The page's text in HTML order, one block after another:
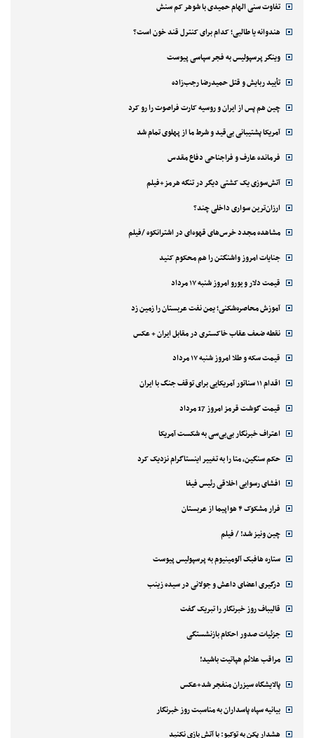
تفاوت سنی الهام حمیدی با شوهر کم سنش
هندوانه یا طالبی؛ کدام‌ برای کنترل قند خون است؟
وینگر پرسپولیس به فجر سپاسی پیوست
تأیید ربایش و قتل حمیدرضا رجب‌زاده
چین هم پس از ایران و روسیه کارت فراصوت را رو کرد
آمریکا پشتیبانی بی‌قید و شرط ما از پهلوی تمام شد
فرمانده عارف و فراجناحی دفاع مقدس
آتش‌سوزی یک کشتی دیگر در تنگه هرمز+فیلم
ارزان‌ترین سواری داخلی چند؟
مشاهده مجدد خرس‌های قهوه‌ای در اشترانکوه /فیلم
جنایات امروز واشنگتن را هم محکوم کنید
قیمت دلار و یورو امروز شنبه ۱۷ مرداد
آموزش محاصره‌شکنی؛ یمن نفت عربستان را زمین زد
نقطه ضعف عقاب خاکستری در مقابل ایران + عکس
قیمت سکه و طلا امروز شنبه ۱۷ مرداد
اقدام ۱۱ سناتور آمریکایی برای توقف جنگ با ایران
قیمت گوشت قرمز امروز 17 مرداد
اعتراف خبرنگار بی‌بی‌سی به شکست آمریکا
حکم سنگین، متا را به تغییر اینستاگرام نزدیک کرد
افشای رسوایی اخلاقی رئیس فیفا
فرار مشکوک ۴ هواپیما از عربستان
چین ونیز شد! / فیلم
ستاره هافبک آلومینیوم به پرسپولیس پیوست
درگیری اعضای داعش و جولانی در سیده زینب
قالیباف روز خبرنگار را تبریک گفت
جزئیات صدور احکام بازنشستگی
مراقب علائم هپاتیت باشید!
پالایشگاه سیزران منفجر شد+عکس
بیانیه سپاه پاسداران به مناسبت روز خبرنگار
هشدار پکن به توکیو: با آتش بازی نکنید